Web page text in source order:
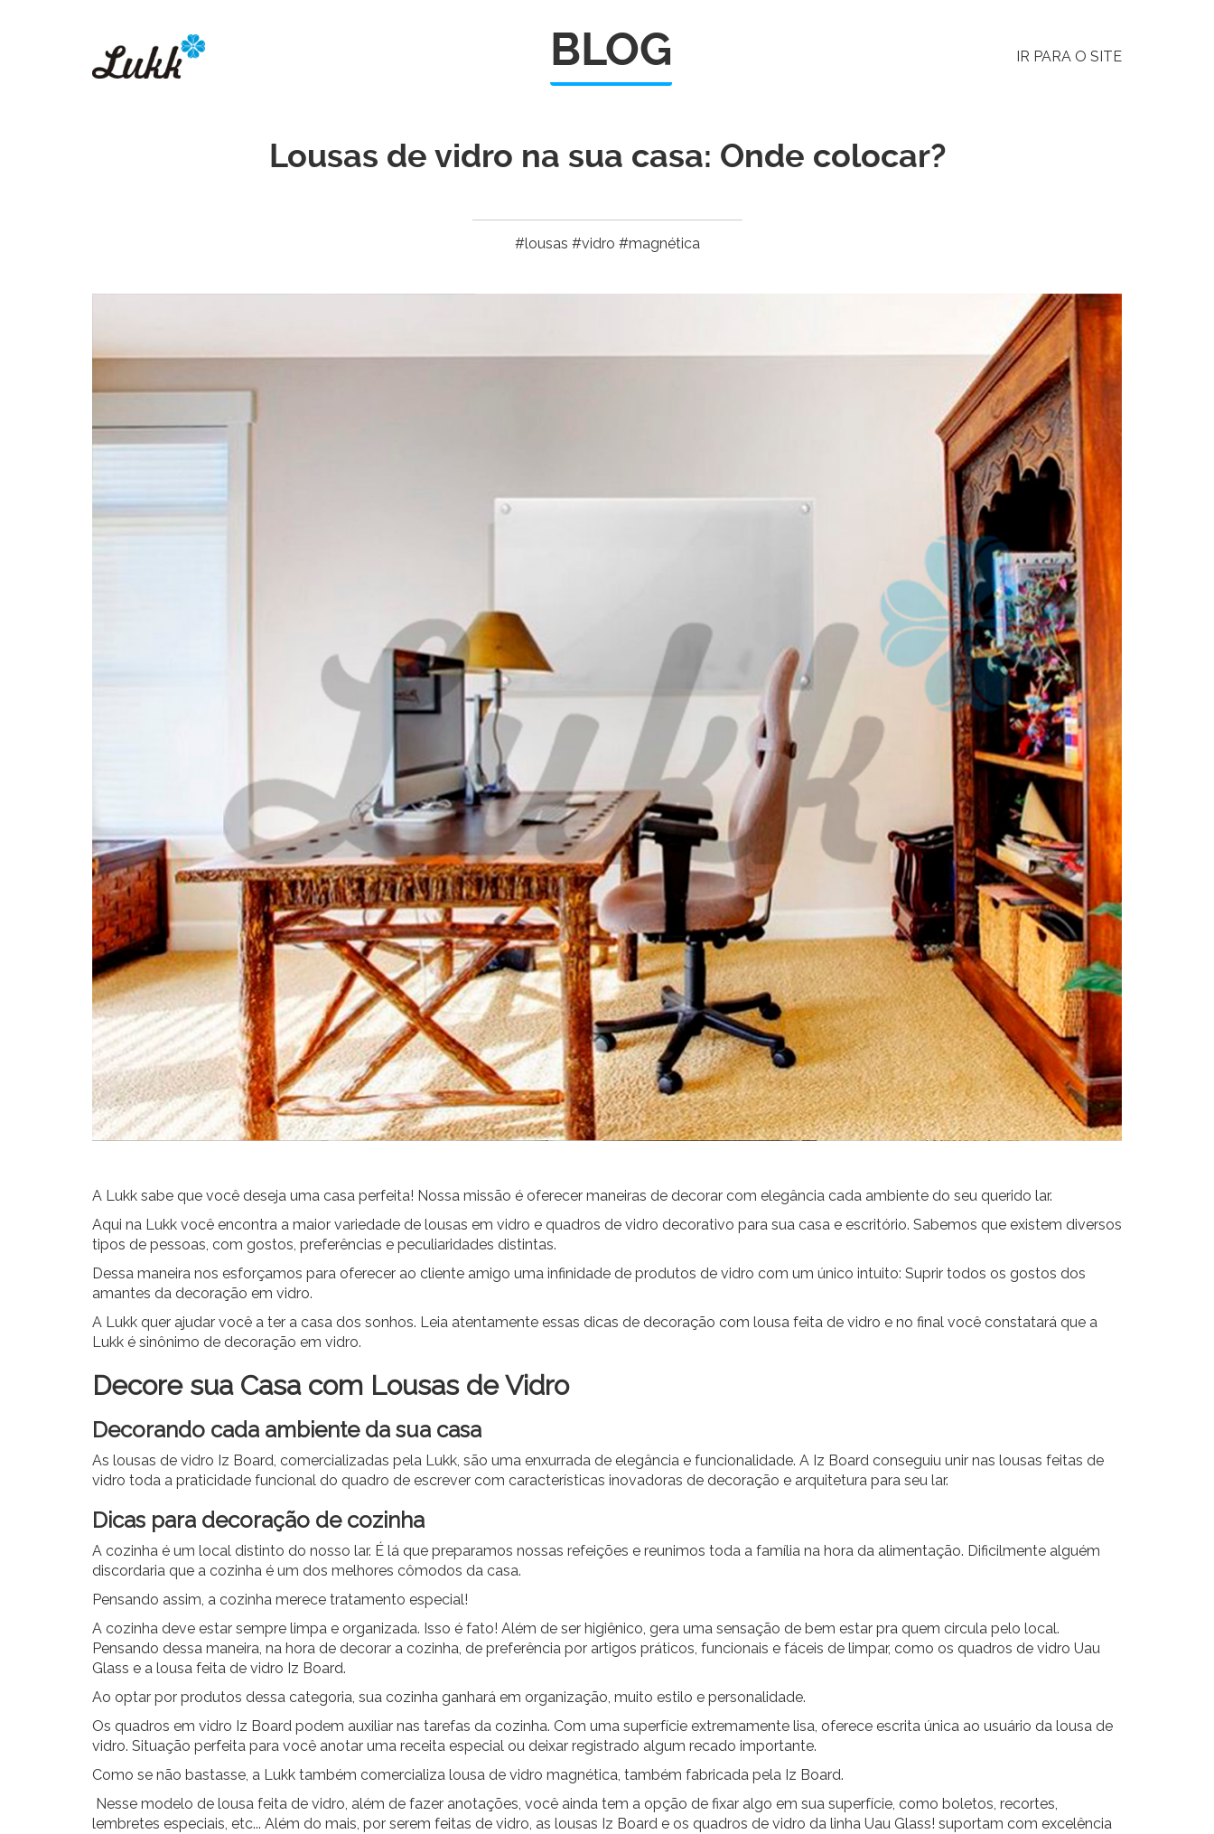
BLOG IR PARA O SITE
Lousas de vidro na sua casa: Onde colocar?
#lousas #vidro #magnética
A Lukk sabe que você deseja uma casa perfeita! Nossa missão é oferecer maneiras de decorar com elegância cada ambiente do seu querido lar.
Aqui na Lukk você encontra a maior variedade de lousas em vidro e quadros de vidro decorativo para sua casa e escritório. Sabemos que existem diversos
tipos de pessoas, com gostos, preferências e peculiaridades distintas.
Dessa maneira nos esforçamos para oferecer ao cliente amigo uma infinidade de produtos de vidro com um único intuito: Suprir todos os gostos dos
amantes da decoração em vidro.
A Lukk quer ajudar você a ter a casa dos sonhos. Leia atentamente essas dicas de decoração com lousa feita de vidro e no final você constatará que a
Lukk é sinônimo de decoração em vidro.
Decore sua Casa com Lousas de Vidro
Decorando cada ambiente da sua casa
As lousas de vidro Iz Board, comercializadas pela Lukk, são uma enxurrada de elegância e funcionalidade. A Iz Board conseguiu unir nas lousas feitas de
vidro toda a praticidade funcional do quadro de escrever com características inovadoras de decoração e arquitetura para seu lar.
Dicas para decoração de cozinha
A cozinha é um local distinto do nosso lar. É lá que preparamos nossas refeições e reunimos toda a família na hora da alimentação. Dificilmente alguém
discordaria que a cozinha é um dos melhores cômodos da casa.
Pensando assim, a cozinha merece tratamento especial!
A cozinha deve estar sempre limpa e organizada. Isso é fato! Além de ser higiênico, gera uma sensação de bem estar pra quem circula pelo local.
Pensando dessa maneira, na hora de decorar a cozinha, de preferência por artigos práticos, funcionais e fáceis de limpar, como os quadros de vidro Uau
Glass e a lousa feita de vidro Iz Board.
Ao optar por produtos dessa categoria, sua cozinha ganhará em organização, muito estilo e personalidade.
Os quadros em vidro Iz Board podem auxiliar nas tarefas da cozinha. Com uma superfície extremamente lisa, oferece escrita única ao usuário da lousa de
vidro. Situação perfeita para você anotar uma receita especial ou deixar registrado algum recado importante.
Como se não bastasse, a Lukk também comercializa lousa de vidro magnética, também fabricada pela Iz Board.
Nesse modelo de lousa feita de vidro, além de fazer anotações, você ainda tem a opção de fixar algo em sua superfície, como boletos, recortes,
lembretes especiais, etc... Além do mais, por serem feitas de vidro, as lousas Iz Board e os quadros de vidro da linha Uau Glass! suportam com excelência